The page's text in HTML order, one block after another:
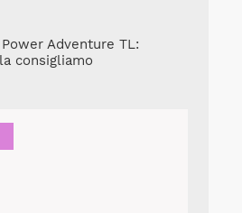
Adventure TL:
consigliamo